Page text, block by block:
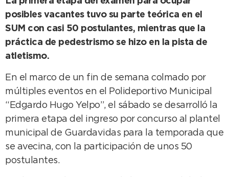
posibles vacantes tuvo su parte teórica en el
SUM con casi 50 postulantes, mientras que la
práctica de pedestrismo se hizo en la pista de
atletismo.
En el marco de un fin de semana colmado por
múltiples eventos en el Polideportivo Municipal
“Edgardo Hugo Yelpo”, el sábado se desarrolló la
primera etapa del ingreso por concurso al plantel
municipal de Guardavidas para la temporada que
se avecina, con la participación de unos 50
postulantes.